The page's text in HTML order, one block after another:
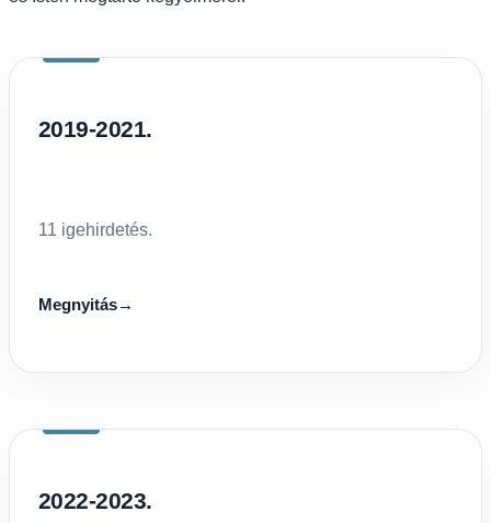
2019-2021.
11 igehirdetés.
Megnyitás→
2022-2023.